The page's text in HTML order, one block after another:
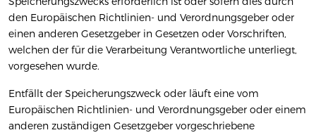
den Europäischen Richtlinien- und Verordnungsgeber oder
einen anderen Gesetzgeber in Gesetzen oder Vorschriften,
welchen der für die Verarbeitung Verantwortliche unterliegt,
vorgesehen wurde.
Entfällt der Speicherungszweck oder läuft eine vom
Europäischen Richtlinien- und Verordnungsgeber oder einem
anderen zuständigen Gesetzgeber vorgeschriebene